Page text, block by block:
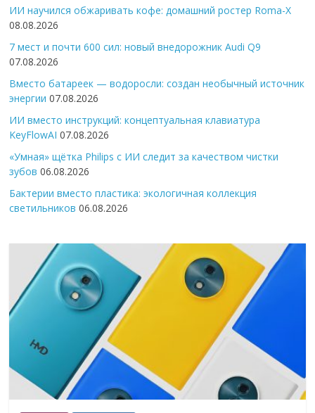
ИИ научился обжаривать кофе: домашний ростер Roma-X
08.08.2026
7 мест и почти 600 сил: новый внедорожник Audi Q9
07.08.2026
Вместо батареек — водоросли: создан необычный источник
энергии 07.08.2026
ИИ вместо инструкций: концептуальная клавиатура
KeyFlowAI 07.08.2026
«Умная» щётка Philips с ИИ следит за качеством чистки
зубов 06.08.2026
Бактерии вместо пластика: экологичная коллекция
светильников 06.08.2026